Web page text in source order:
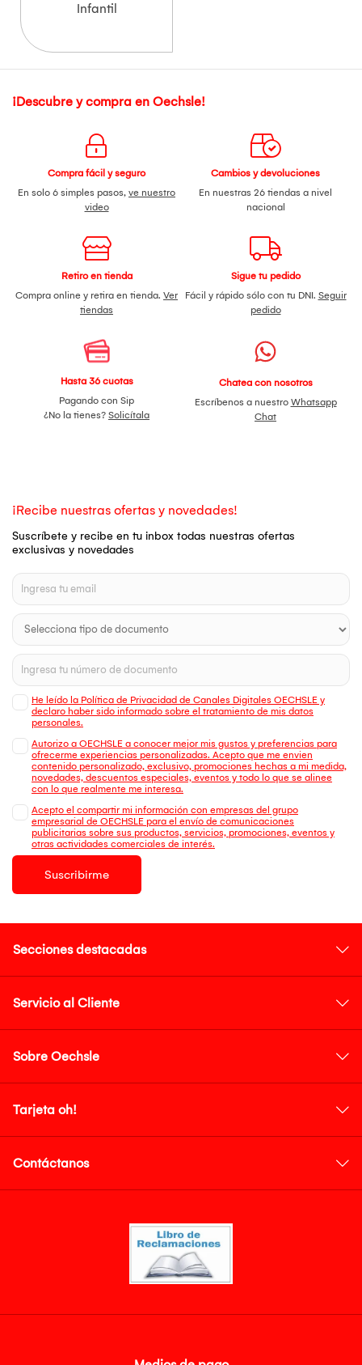
Infantil
¡Descubre y compra en Oechsle!
Compra fácil y seguro
En solo 6 simples pasos, ve nuestro
video
Cambios y devoluciones
En nuestras 26 tiendas a nivel
nacional
Retiro en tienda
Compra online y retira en tienda. Ver
tiendas
Sigue tu pedido
Fácil y rápido sólo con tu DNI. Seguir
pedido
Hasta 36 cuotas
Pagando con Sip
¿No la tienes? Solicítala
Chatea con nosotros
Escríbenos a nuestro Whatsapp
Chat
¡Recibe nuestras ofertas y novedades!
Suscríbete y recibe en tu inbox todas nuestras ofertas
exclusivas y novedades
He leído la Política de Privacidad de Canales Digitales OECHSLE y
declaro haber sido informado sobre el tratamiento de mis datos
personales.
Autorizo a OECHSLE a conocer mejor mis gustos y preferencias para
ofrecerme experiencias personalizadas. Acepto que me envien
contenido personalizado, exclusivo, promociones hechas a mi medida,
novedades, descuentos especiales, eventos y todo lo que se alinee
con lo que realmente me interesa.
Acepto el compartir mi información con empresas del grupo
empresarial de OECHSLE para el envío de comunicaciones
publicitarias sobre sus productos, servicios, promociones, eventos y
otras actividades comerciales de interés.
Suscribirme
Secciones destacadas
Servicio al Cliente
Sobre Oechsle
Tarjeta oh!
Contáctanos